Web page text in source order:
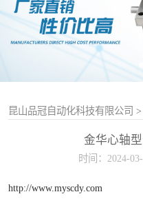
昆山品冠自动化科技有限公司 >
金华心轴
时间：2024-
http://www.myscdy.com
系列
升降摇摆型FH系
列
重负载滚柱YT系
平板共轭型PU系
列
心轴型DS系列
平台桌面型DT系